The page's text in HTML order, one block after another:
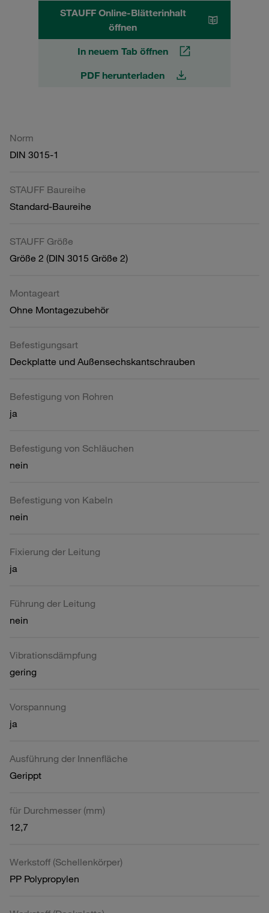
STAUFF Online-Blätterinhalt
öffnen
In neuem Tab öffnen
PDF herunterladen
Norm
DIN 3015-1
STAUFF Baureihe
Standard-Baureihe
STAUFF Größe
Größe 2 (DIN 3015 Größe 2)
Montageart
Ohne Montagezubehör
Befestigungsart
Deckplatte und Außensechskantschrauben
Befestigung von Rohren
ja
Befestigung von Schläuchen
nein
Befestigung von Kabeln
nein
Fixierung der Leitung
ja
Führung der Leitung
nein
Vibrationsdämpfung
gering
Vorspannung
ja
Ausführung der Innenfläche
Gerippt
für Durchmesser (mm)
12,7
Werkstoff (Schellenkörper)
PP Polypropylen